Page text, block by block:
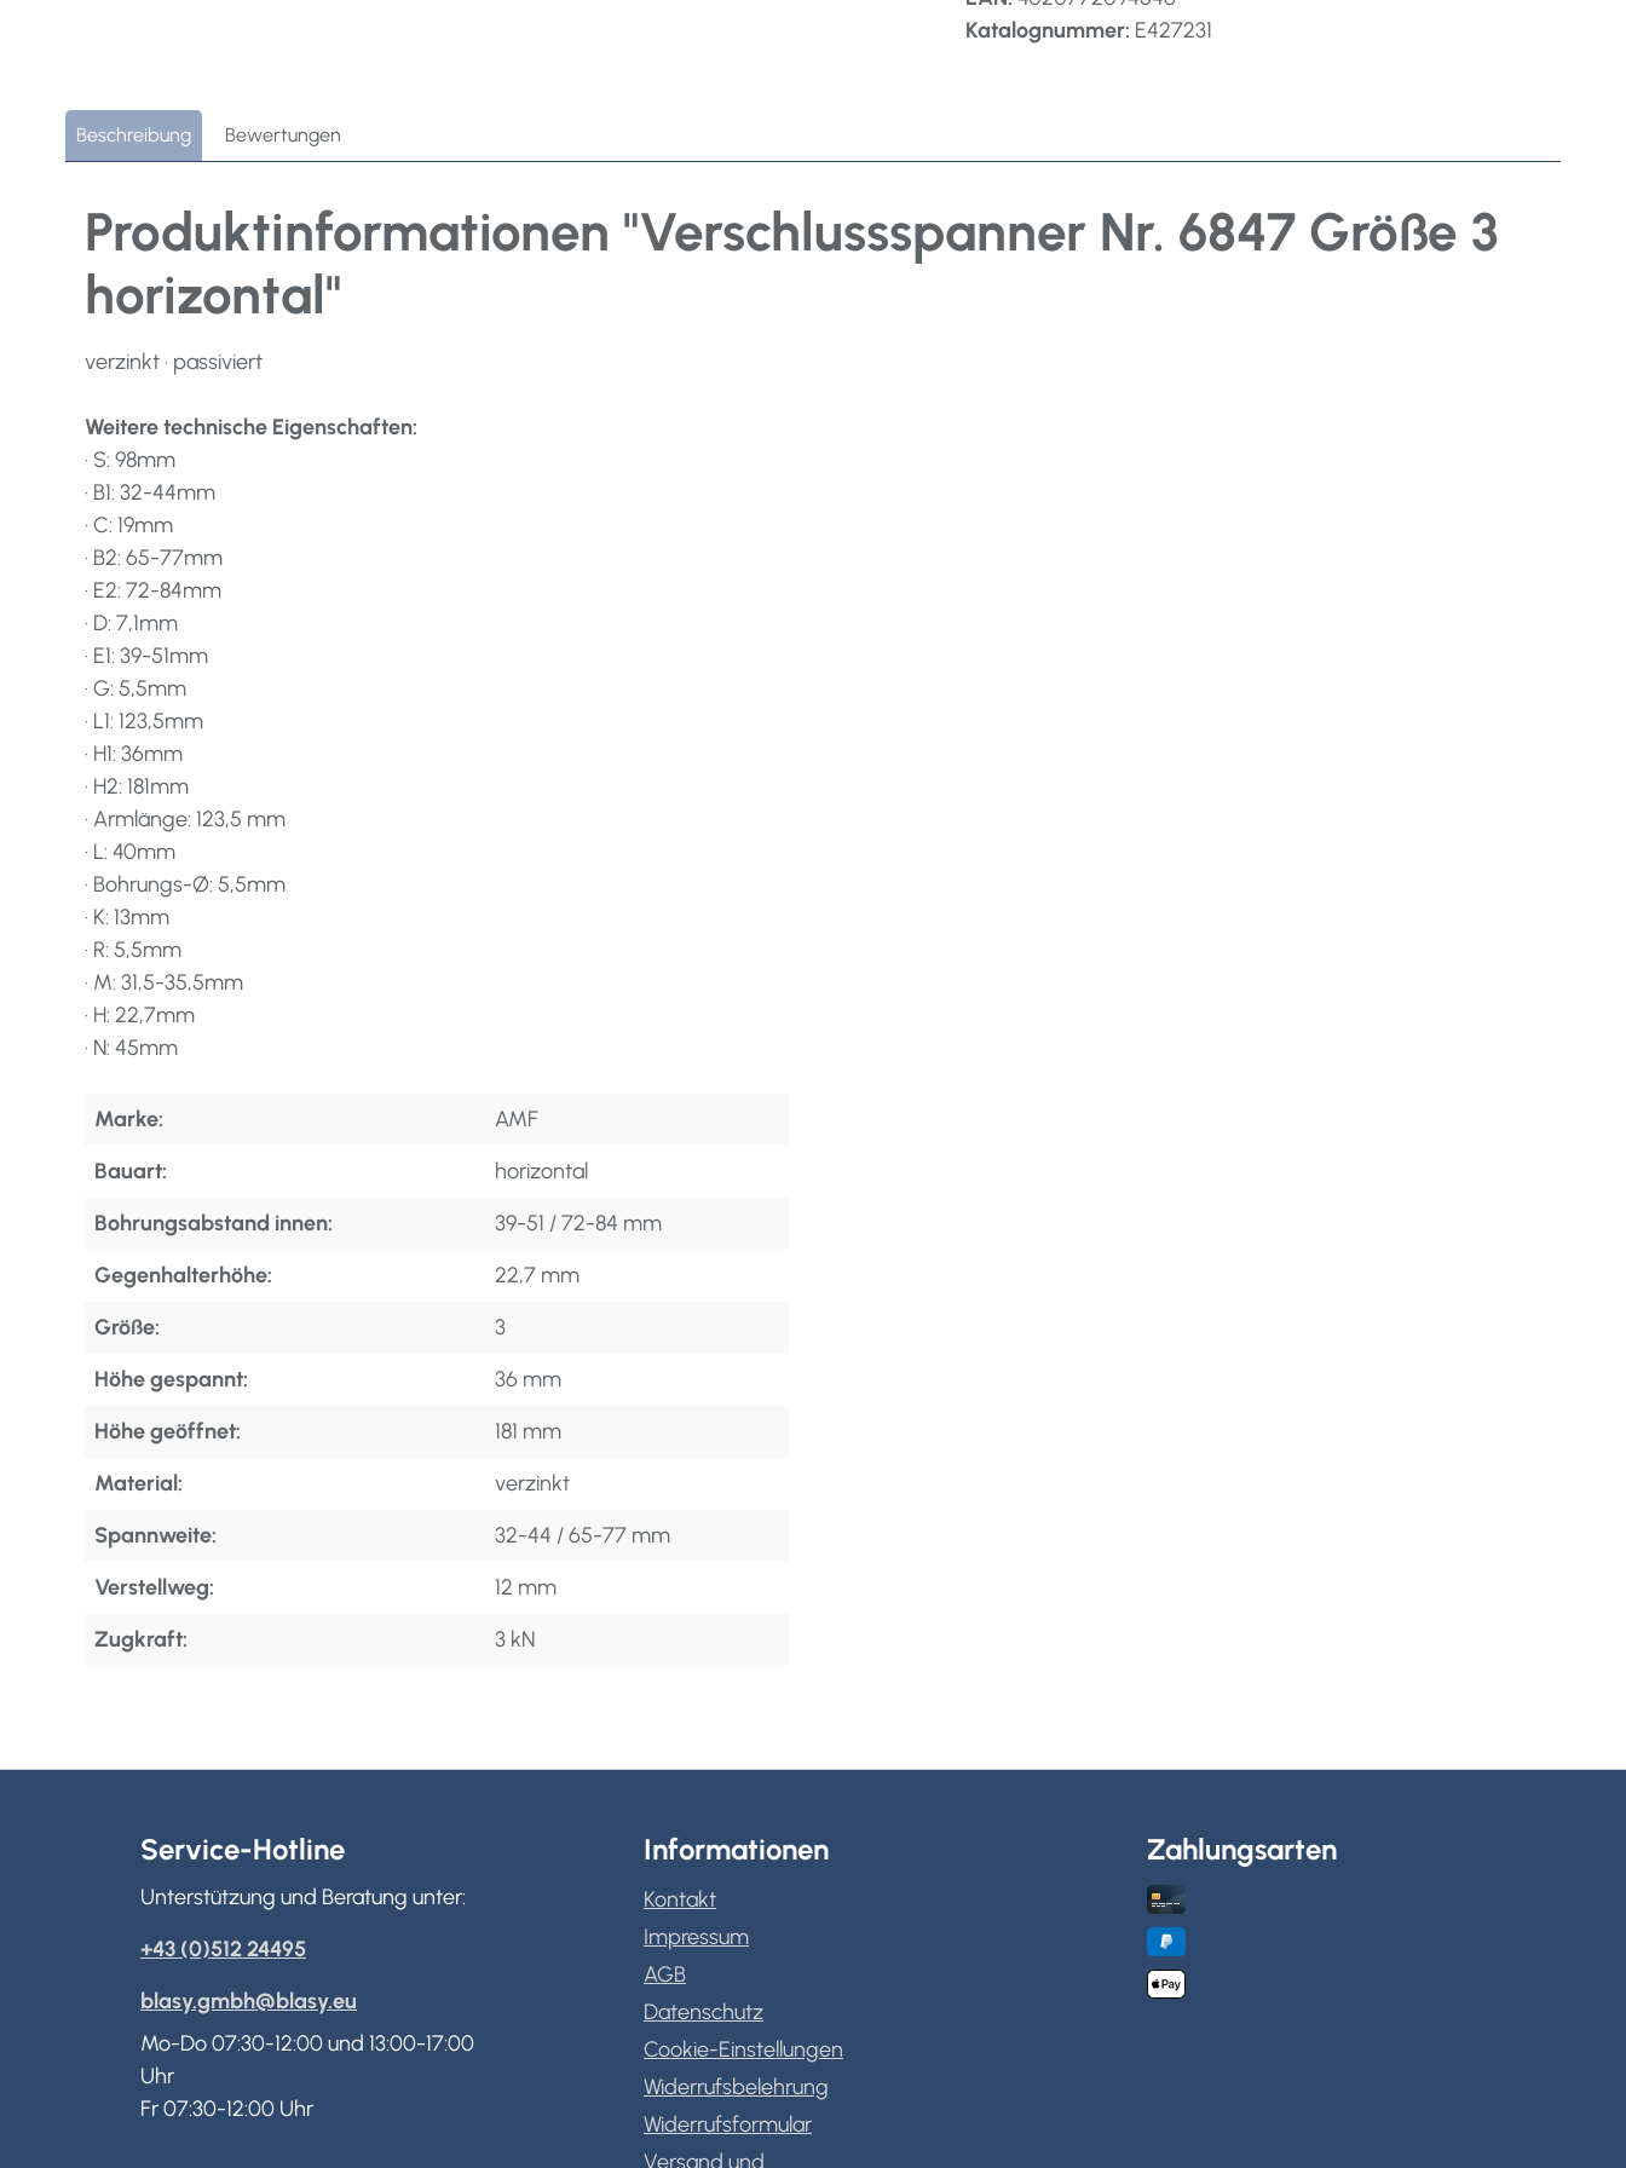
Katalognummer: E427231
Beschreibung Bewertungen
Produktinformationen "Verschlussspanner Nr. 6847 Größe 3
horizontal"
verzinkt · passiviert
Weitere technische Eigenschaften:
· S: 98mm
· B1: 32-44mm
· C: 19mm
· B2: 65-77mm
· E2: 72-84mm
· D: 7,1mm
· E1: 39-51mm
· G: 5,5mm
· L1: 123,5mm
· H1: 36mm
· H2: 181mm
· Armlänge: 123,5 mm
· L: 40mm
· Bohrungs-Ø: 5,5mm
· K: 13mm
· R: 5,5mm
· M: 31,5-35,5mm
· H: 22,7mm
· N: 45mm
Marke:
AMF
Bauart:
horizontal
Bohrungsabstand innen:
39-51 / 72-84 mm
Gegenhalterhöhe:
22,7 mm
Größe:
3
Höhe gespannt:
36 mm
Höhe geöffnet:
181 mm
Material:
verzinkt
Spannweite:
32-44 / 65-77 mm
Verstellweg:
12 mm
Zugkraft:
3 kN
Service-Hotline
Unterstützung und Beratung unter:
+43 (0)512 24495
blasy.gmbh@blasy.eu
Mo-Do 07:30-12:00 und 13:00-17:00
Uhr
Fr 07:30-12:00 Uhr
Informationen
Kontakt
Impressum
AGB
Datenschutz
Cookie-Einstellungen
Widerrufsbelehrung
Widerrufsformular
Versand und
Zahlungsarten